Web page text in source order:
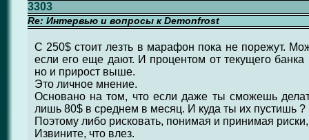
3303
Re: Интервью и вопросы к Demonfrost
C 250$ стоит лезть в марафон пока не порежут.
если его еще дают. И процентом от текущего
но и прирост выше.
Это личное мнение.
Основано на том, что если даже ты сможешь
лишь 80$ в среднем в месяц. И куда ты их пустишь ?
Поэтому либо рисковать, понимая и принимая
Извините, что влез.